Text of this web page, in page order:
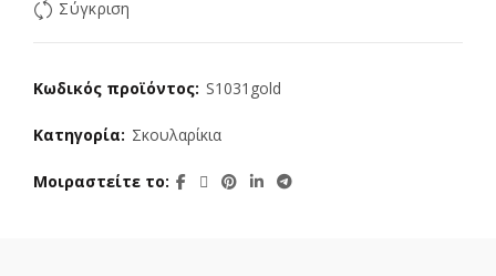
Σύγκριση
Κωδικός προϊόντος: S1031gold
Κατηγορία: Σκουλαρίκια
Μοιραστείτε το